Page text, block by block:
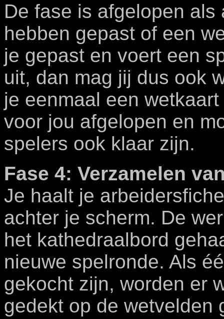
De fase is afgelopen
hebben gepast of een
je gepast en voert een
uit, dan mag jij dus ook
je eenmaal een
voor jou afgelopen en
spelers ook klaar zijn.
Fase 4: Verzamelen
Je haalt je
achter je scherm. De
het kathedraalbord
nieuwe spelronde. Als
gekocht zijn, worden er
gedekt op de wetvelden